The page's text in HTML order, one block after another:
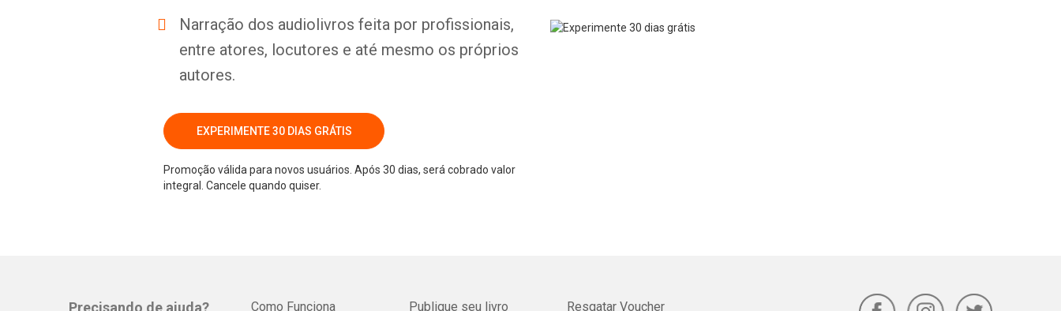
Narração dos audiolivros feita por profissionais,
entre atores, locutores e até mesmo os próprios
autores.
EXPERIMENTE 30 DIAS GRÁTIS
Promoção válida para novos usuários. Após 30 dias, será cobrado valor
integral. Cancele quando quiser.
Precisando de ajuda? Como Funciona Publique seu livro Resgatar Voucher